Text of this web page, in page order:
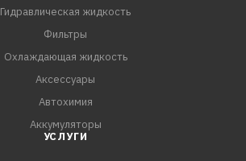
Гидравлическая жидкость
Фильтры
Охлаждающая жидкость
Аксессуары
Автохимия
Аккумуляторы
УСЛУГИ